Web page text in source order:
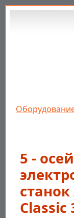
Перейти к
Строка
5 -
Classic